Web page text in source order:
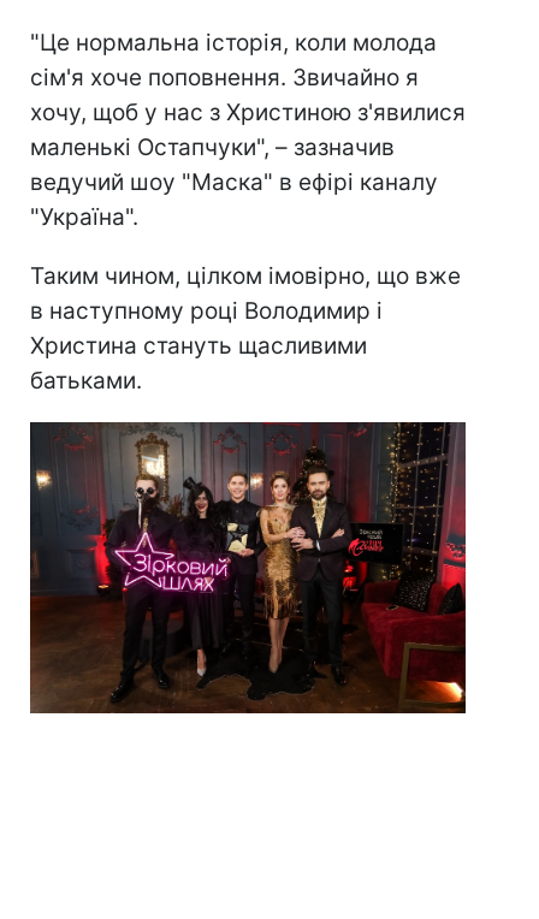
"Це нормальна історія, коли молода
сім'я хоче поповнення. Звичайно я
хочу, щоб у нас з Христиною з'явилися
маленькі Остапчуки", – зазначив
ведучий шоу "Маска" в ефірі каналу
"Україна".
Таким чином, цілком імовірно, що вже
в наступному році Володимир і
Христина стануть щасливими
батьками.